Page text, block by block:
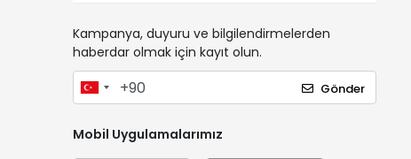
Kampanya, duyuru ve bilgilendirmelerden
haberdar olmak için kayıt olun.
Gönder
Mobil Uygulamalarımız